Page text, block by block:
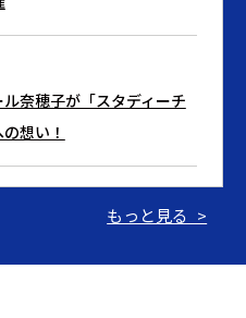
奈穂子が「スタディーチ
想い！
】アプリのみのセルフラー
供
もっと見る >